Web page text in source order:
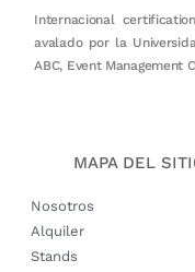
Internacional
avalado por la
ABC, Event Management
MAPA DEL
Nosotros
Alquiler
Stands